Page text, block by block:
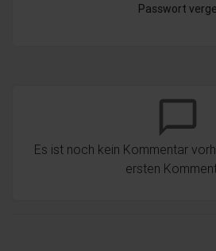
Passwort
chat_bubble_outline
Es ist noch kein Kommentar
ersten